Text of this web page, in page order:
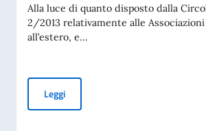
Alla luce di quanto disposto dalla
2/2013 relativamente alle
all’estero, e...
LeggiELEZIONI COMITES 2026 –